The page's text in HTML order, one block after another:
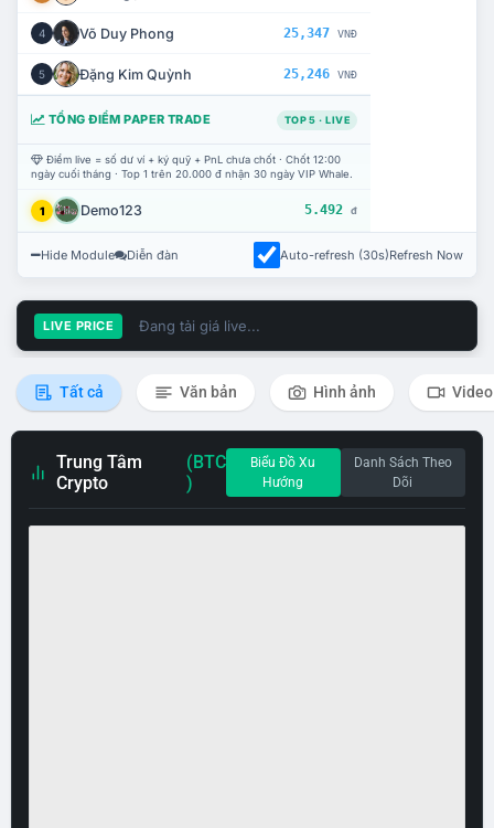
4 Võ Duy Phong 25,347 VNĐ
5 Đặng Kim Quỳnh 25,246 VNĐ
TỔNG ĐIỂM PAPER TRADE TOP 5 · LIVE
Điểm live = số dư ví + ký quỹ + PnL chưa chốt · Chốt 12:00
ngày cuối tháng · Top 1 trên 20.000 đ nhận 30 ngày VIP Whale.
1 Demo123 5.492 đ
Hide Module Diễn đàn Auto-refresh (30s)Refresh Now
LIVE PRICE Đang tải giá live...
Tất cả Văn bản Hình ảnh Video
Trung Tâm
Crypto
(BTC
)
Biểu Đồ Xu
Hướng
Danh Sách Theo
Dõi